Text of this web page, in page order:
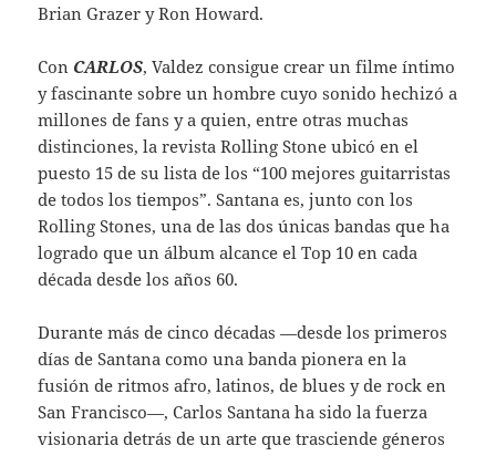
Brian Grazer y Ron Howard.
Con CARLOS, Valdez consigue crear un filme íntimo
y fascinante sobre un hombre cuyo sonido hechizó a
millones de fans y a quien, entre otras muchas
distinciones, la revista Rolling Stone ubicó en el
puesto 15 de su lista de los “100 mejores guitarristas
de todos los tiempos”. Santana es, junto con los
Rolling Stones, una de las dos únicas bandas que ha
logrado que un álbum alcance el Top 10 en cada
década desde los años 60.
Durante más de cinco décadas —desde los primeros
días de Santana como una banda pionera en la
fusión de ritmos afro, latinos, de blues y de rock en
San Francisco—, Carlos Santana ha sido la fuerza
visionaria detrás de un arte que trasciende géneros